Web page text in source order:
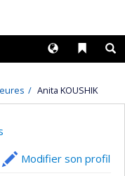
Liens
Langues
Anita KOUSHIK
Modifier son profil